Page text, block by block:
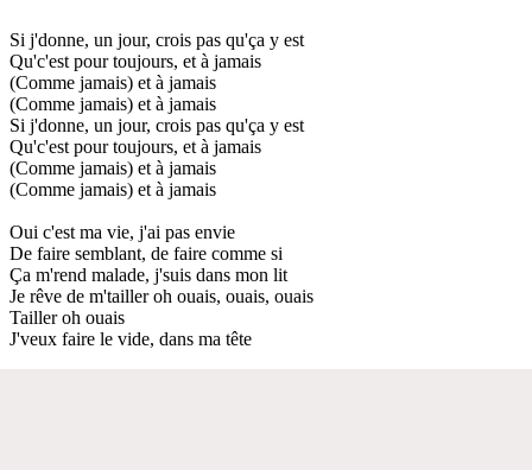
Si j'donne, un jour, crois pas qu'ça y est
Qu'c'est pour toujours, et à jamais
(Comme jamais) et à jamais
(Comme jamais) et à jamais
Si j'donne, un jour, crois pas qu'ça y est
Qu'c'est pour toujours, et à jamais
(Comme jamais) et à jamais
(Comme jamais) et à jamais
Oui c'est ma vie, j'ai pas envie
De faire semblant, de faire comme si
Ça m'rend malade, j'suis dans mon lit
Je rêve de m'tailler oh ouais, ouais, ouais
Tailler oh ouais
J'veux faire le vide, dans ma tête